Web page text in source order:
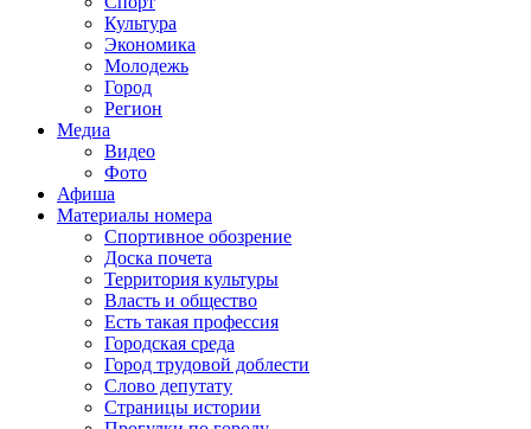
Культура
Экономика
Молодежь
Город
Регион
Медиа
Видео
Фото
Афиша
Материалы номера
Спортивное обозрение
Доска почета
Территория культуры
Власть и общество
Есть такая профессия
Городская среда
Город трудовой доблести
Слово депутату
Страницы истории